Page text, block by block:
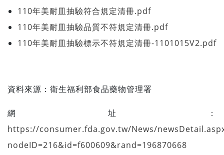
110年美耐皿抽驗符合規定清冊.pdf
110年美耐皿抽驗品質不符規定清冊.pdf
110年美耐皿抽驗標示不符規定清冊-1101015V2.pdf
資料來源： 衛生福利部食品藥物管理署
網址：
https://consumer.fda.gov.tw/News/
nodeID=216&id=f600609&rand=196870668